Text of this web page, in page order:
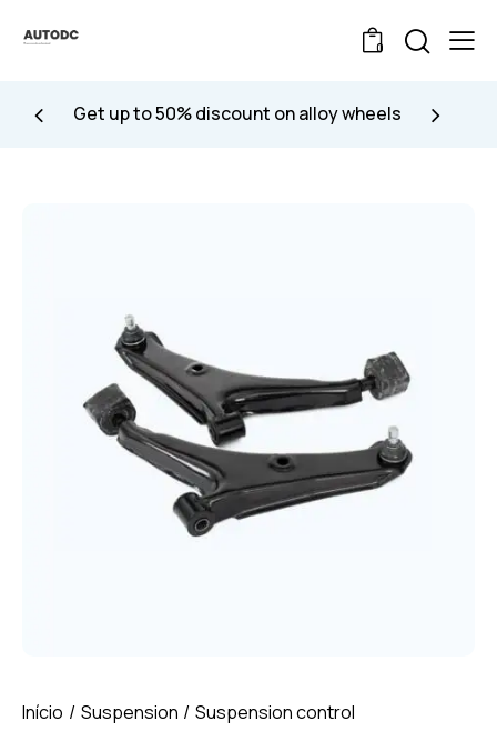
0
Get up to 50% discount on alloy wheels
Início Suspension Suspension control